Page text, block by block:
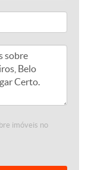
imóveis no